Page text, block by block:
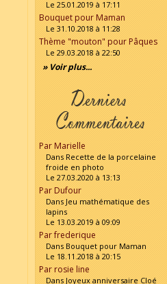
Le 25.01.2019 à 17:11
Bouquet pour Maman
Le 31.10.2018 à 11:28
Thème "mouton" pour Pâques
Le 29.03.2018 à 22:50
» Voir plus...
Par Marielle
Dans Recette de la porcelaine
froide en photo
Le 27.03.2020 à 13:13
Par Dufour
Dans Jeu mathématique des
lapins
Le 13.03.2019 à 09:09
Par frederique
Dans Bouquet pour Maman
Le 18.11.2018 à 20:15
Par rosie line
Dans Joyeux anniversaire Cloé